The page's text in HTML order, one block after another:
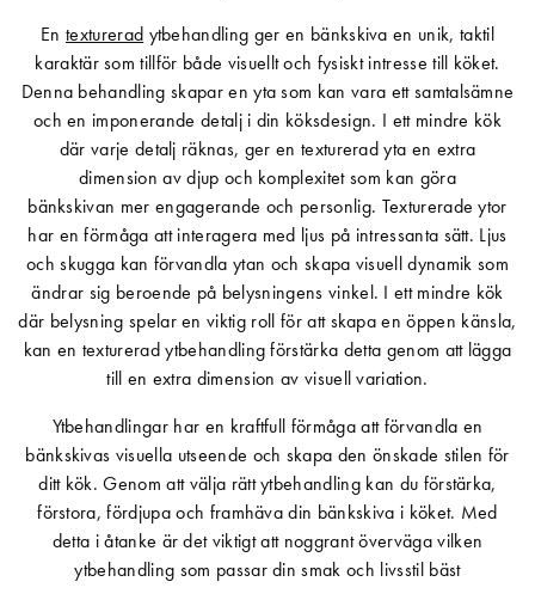
Entexturerad ytbehandling ger en bänkskiva en unik, taktil
karaktär som tillför både visuellt och fysiskt intresse till köket.
Denna behandling skapar en yta som kan vara ett samtalsämne
och en imponerande detalj i din köksdesign. I ett mindre kök
där varje detalj räknas, ger en texturerad yta en extra
dimension av djup och komplexitet som kan göra
bänkskivan mer engagerande och personlig. Texturerade ytor
har en förmåga att interagera med ljus på intressanta sätt. Ljus
och skugga kan förvandla ytan och skapa visuell dynamik som
ändrar sig beroende på belysningens vinkel. I ett mindre kök
där belysning spelar en viktig roll för att skapa en öppen känsla,
kan en texturerad ytbehandling förstärka detta genom att lägga
till en extra dimension av visuell variation.
Ytbehandlingar har en kraftfull förmåga att förvandla en
bänkskivas visuella utseende och skapa den önskade stilen för
ditt kök. Genom att välja rätt ytbehandling kan du förstärka,
förstora, fördjupa och framhäva din bänkskiva i köket. Med
detta i åtanke är det viktigt att noggrant överväga vilken
ytbehandling som passar din smak och livsstil bäst